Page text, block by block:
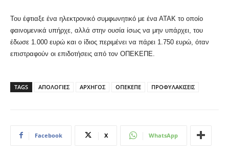
Του έφτιαξε ένα ηλεκτρονικό συμφωνητικό με ένα ΑΤΑΚ το οποίο
φαινομενικά υπήρχε, αλλά στην ουσία ίσως να μην υπάρχει, του
έδωσε 1.000 ευρώ και ο ίδιος περιμένει να πάρει 1.750 ευρώ, όταν
επιστραφούν οι επιδοτήσεις από τον ΟΠΕΚΕΠΕ.
TAGS ΑΠΟΛΟΓΙΕΣ ΑΡΧΗΓΟΣ ΟΠΕΚΕΠΕ ΠΡΟΦΥΛΑΚΙΣΕΙΣ
Facebook X WhatsApp